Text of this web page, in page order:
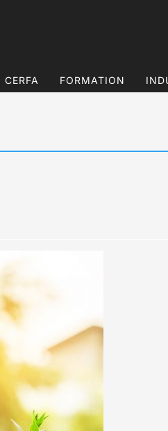
CERFA FORMATION